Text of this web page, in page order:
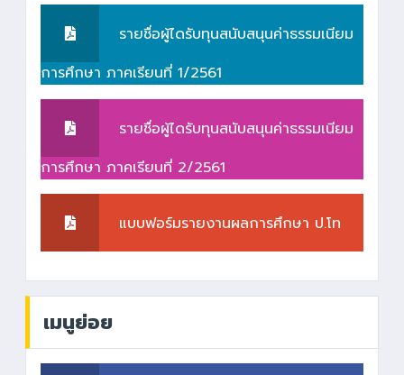
รายชื่อผู้ไดรับทุนสนับสนุนค่าธรรมเนียม
การศึกษา ภาคเรียนที่ 1/2561
รายชื่อผู้ไดรับทุนสนับสนุนค่าธรรมเนียม
การศึกษา ภาคเรียนที่ 2/2561
แบบฟอร์มรายงานผลการศึกษา ป.โท
เมนูย่อย